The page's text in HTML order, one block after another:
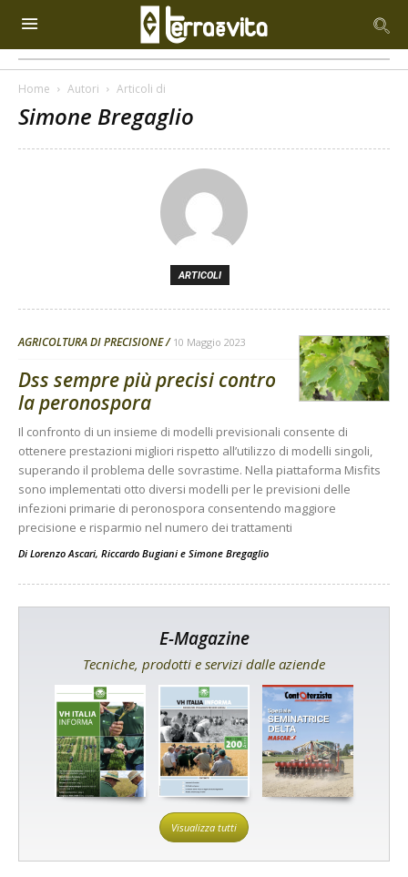
Home Autori Articoli di
Simone Bregaglio
ARTICOLI
AGRICOLTURA DI PRECISIONE 10 Maggio 2023
Dss sempre più precisi contro
la peronospora
Il confronto di un insieme di modelli previsionali consente di
ottenere prestazioni migliori rispetto all’utilizzo di modelli singoli,
superando il problema delle sovrastime. Nella piattaforma Misfits
sono implementati otto diversi modelli per le previsioni delle
infezioni primarie di peronospora consentendo maggiore
precisione e risparmio nel numero dei trattamenti
Di Lorenzo Ascari, Riccardo Bugiani e Simone Bregaglio
E-Magazine
Tecniche, prodotti e servizi dalle aziende
Visualizza tutti